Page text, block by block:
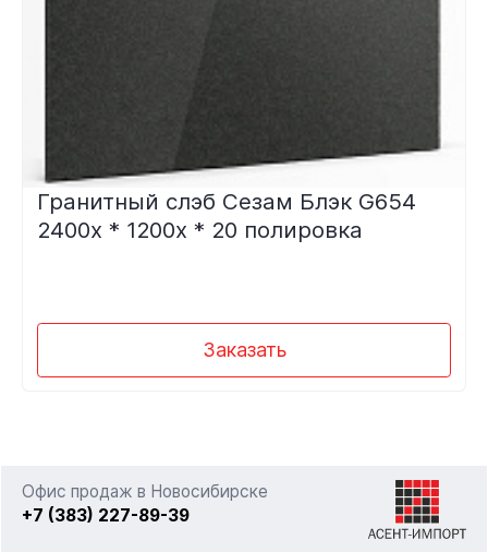
Гранитный слэб Сезам Блэк G654
2400х * 1200х * 20 полировка
Заказать
Офис продаж в Новосибирске
+7 (383) 227-89-39